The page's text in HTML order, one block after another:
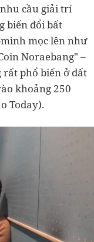
cầu giải trí
biến đổi bất
mọc lên như
Noraebang" –
phổ biến ở đất
khoảng 250
Today).